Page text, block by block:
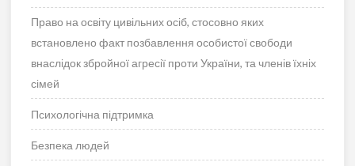
Право на освіту цивільних осіб, стосовно яких
встановлено факт позбавлення особистої свободи
внаслідок збройної агресії проти України, та членів їхніх
сімей
Психологічна підтримка
Безпека людей